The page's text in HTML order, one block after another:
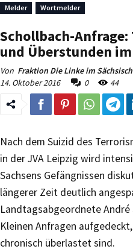
Melder Wortmelder
Schollbach-
und Überstunden
Von Fraktion Die Linke im
14. Oktober 2016
0 44
Nach dem Suizid des
in der JVA Leipzig wird
Sachsens Gefängnissen
längerer Zeit deutlich
Landtagsabgeordnete
Kleinen Anfragen
chronisch überlastet sind.